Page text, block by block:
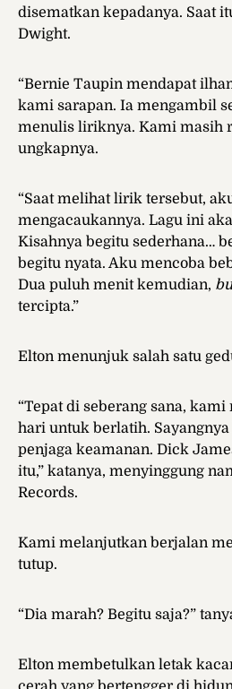
disematkan kepadanya. Saat
Dwight.
“Bernie Taupin mendapat
kami sarapan. Ia mengambil
menulis liriknya. Kami masih
ungkapnya.
“Saat melihat lirik tersebut,
mengacaukannya. Lagu ini
Kisahnya begitu sederhana…
begitu nyata. Aku mencoba
Dua puluh menit kemudian,
tercipta.”
Elton menunjuk salah satu
“Tepat di seberang sana,
hari untuk berlatih.
penjaga keamanan. Dick
itu,” katanya, menyinggung
Records.
Kami melanjutkan berjalan
tutup.
“Dia marah? Begitu saja?”
Elton membetulkan letak